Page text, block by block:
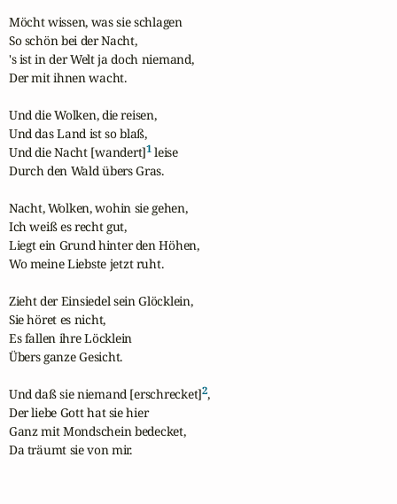
Möcht wissen, was sie schlagen
So schön bei der Nacht,
's ist in der Welt ja doch niemand,
Der mit ihnen wacht.
Und die Wolken, die reisen,
Und das Land ist so blaß,
Und die Nacht [wandert]1 leise
Durch den Wald übers Gras.
Nacht, Wolken, wohin sie gehen,
Ich weiß es recht gut,
Liegt ein Grund hinter den Höhen,
Wo meine Liebste jetzt ruht.
Zieht der Einsiedel sein Glöcklein,
Sie höret es nicht,
Es fallen ihre Löcklein
Übers ganze Gesicht.
Und daß sie niemand [erschrecket]2,
Der liebe Gott hat sie hier
Ganz mit Mondschein bedecket,
Da träumt sie von mir.